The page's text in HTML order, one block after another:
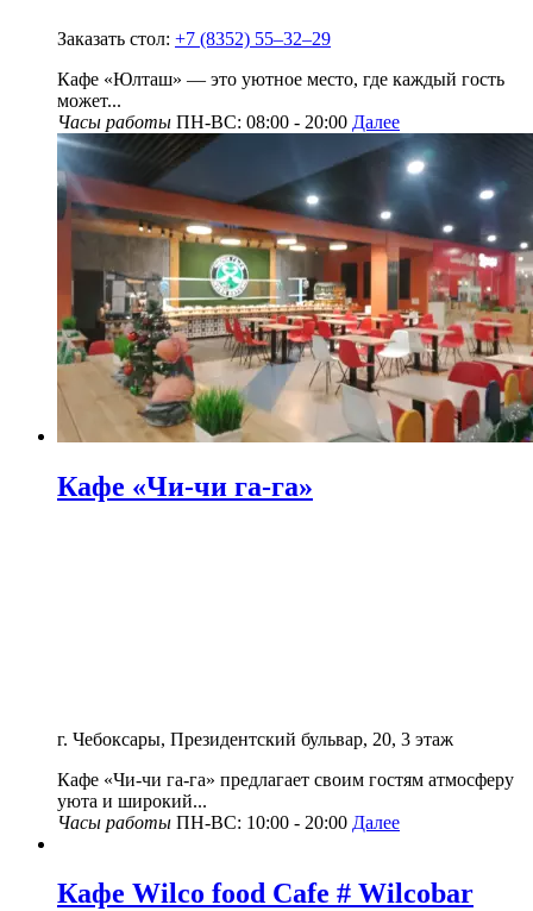
Заказать стол: +7 (8352) 55‒32‒29
Кафе «Юлташ» — это уютное место, где каждый гость
может...
Часы работы ПН-ВС: 08:00 - 20:00 Далее
Кафе «Чи-чи га-га»
г. Чебоксары, Президентский бульвар, 20, 3 этаж
Кафе «Чи-чи га-га» предлагает своим гостям атмосферу
уюта и широкий...
Часы работы ПН-ВС: 10:00 - 20:00 Далее
Кафе Wilco food Cafe # Wilcobar